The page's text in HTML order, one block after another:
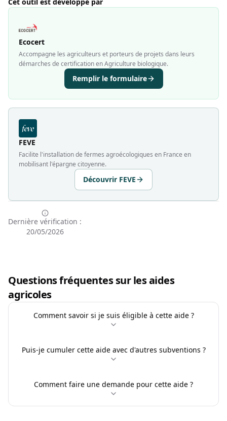
Ecocert
Accompagne les agriculteurs et porteurs de projets dans leurs
démarches de certification en Agriculture biologique.
Remplir le formulaire
FEVE
Facilite l'installation de fermes agroécologiques en France en
mobilisant l'épargne citoyenne.
Découvrir FEVE
Dernière vérification :
20/05/2026
Questions fréquentes sur les aides
agricoles
Comment savoir si je suis éligible à cette aide ?
Puis-je cumuler cette aide avec d'autres subventions ?
Comment faire une demande pour cette aide ?